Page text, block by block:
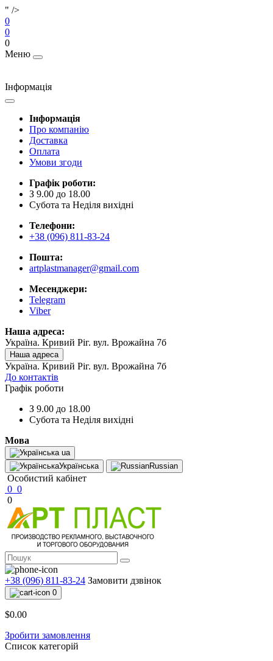
" />
0
0
0
Меню
Інформація
Інформація
Про компанію
Доставка
Оплата
Умови згоди
Графік роботи:
З 9.00 до 18.00
Субота та Неділя вихідні
Телефони:
+38 (096) 811-83-24
Пошта:
artplastmanager@gmail.com
Месенджери:
Telegram
Viber
Наша адреса:
Україна. Кривий Ріг. вул. Врожайна 7б
Наша адреса
Україна. Кривий Ріг. вул. Врожайна 7б
До контактів
Графік роботи
З 9.00 до 18.00
Субота та Неділя вихідні
Мова
ua
Українська
Russian
Особистий кабінет
0 0
0
+38 (096) 811-83-24 Замовити дзвінок
0
$0.00
Зробити замовлення
Список категорій